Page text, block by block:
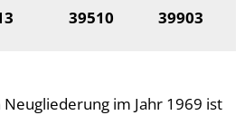
39510 39903
im Jahr 1969 ist